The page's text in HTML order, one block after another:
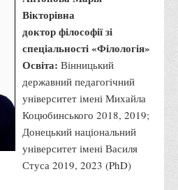
Вікторівна
доктор філософії зі
спеціальності «Філологія»
Освіта: Вінницький
державний педагогічний
університет імені Михайла
Коцюбинського 2018, 2019;
Донецький національний
університет імені Василя
Стуса 2019, 2023 (PhD)